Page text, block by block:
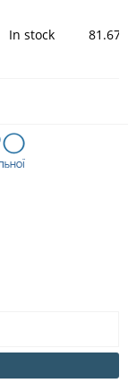
In stock 81.67